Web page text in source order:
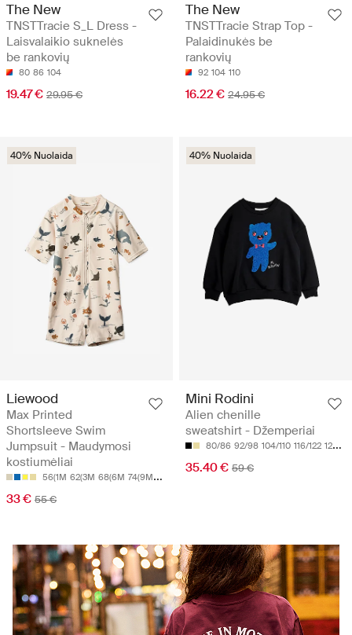
The New
TNSTTracie S_L Dress -
Laisvalaikio suknelės
be rankovių
80 86 104
19.47 € 29.95 €
The New
TNSTTracie Strap Top -
Palaidinukės be
rankovių
92 104 110
16.22 € 24.95 €
40% Nuolaida
Liewood
Max Printed
Shortsleeve Swim
Jumpsuit - Maudymosi
kostiumėliai
56(1M 62(3M 68(6M 74(9M 80(1Y
33 € 55 €
40% Nuolaida
Mini Rodini
Alien chenille
sweatshirt - Džemperiai
80/86 92/98 104/110 116/122 128/134
35.40 € 59 €